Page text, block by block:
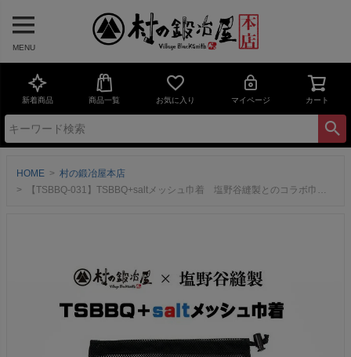
MENU
新着商品 商品一覧 お気に入り マイページ カート
HOME
村の鍛冶屋本店
【TSBBQ-031】TSBBQ+saltメッシュ巾着 塩野谷縫製とのコラボ巾着！銅スクエアパン・シェラクッカーの収納にぴったり！ ネコポス配送【頑張って送料無料！】